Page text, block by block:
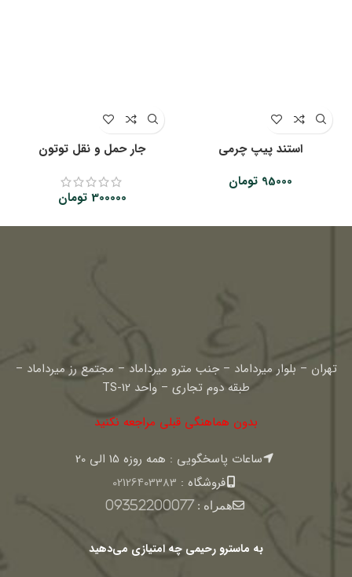
استند پیپ چرمی
95000 تومان
جار حمل و نقل توتون
300000 تومان
تهران – بلوار میرداماد – جنب مترو میرداماد – مجتمع رز میرداماد –
طبقه دوم تجاری – واحد TS-12
بدون هماهنگی قبلی مراجعه نکنید
ساعات پاسخگویی : همه روزه 15 الی 20
فروشگاه : 02126403383
همراه :09352200077
به ماسترو رحیمی چه امتیازی می‌دهید